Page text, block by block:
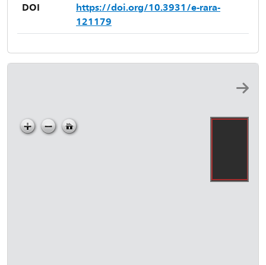
DOI
https://doi.org/10.3931/e-rara-
121179